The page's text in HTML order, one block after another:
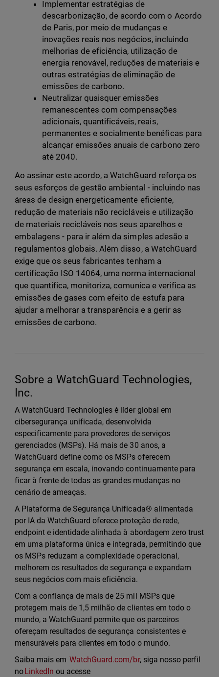
Implementar estratégias de
descarbonização, de acordo com o Acordo
de Paris, por meio de mudanças e
inovações reais nos negócios, incluindo
melhorias de eficiência, utilização de
energia renovável, reduções de materiais e
outras estratégias de eliminação de
emissões de carbono.
Neutralizar quaisquer emissões
remanescentes com compensações
adicionais, quantificáveis, reais,
permanentes e socialmente benéficas para
alcançar emissões anuais de carbono zero
até 2040.
Ao assinar este acordo, a WatchGuard reforça os
seus esforços de gestão ambiental - incluindo nas
áreas de design energeticamente eficiente,
redução de materiais não recicláveis e utilização
de materiais recicláveis nos seus aparelhos e
embalagens - para ir além da simples adesão a
regulamentos globais. Além disso, a WatchGuard
exige que os seus fabricantes tenham a
certificação ISO 14064, uma norma internacional
que quantifica, monitoriza, comunica e verifica as
emissões de gases com efeito de estufa para
ajudar a melhorar a transparência e a gerir as
emissões de carbono.
Sobre a WatchGuard Technologies,
Inc.
A WatchGuard Technologies é líder global em
cibersegurança unificada, desenvolvida
especificamente para provedores de serviços
gerenciados (MSPs). Há mais de 30 anos, a
WatchGuard define como os MSPs oferecem
segurança em escala, inovando continuamente para
ficar à frente de todas as grandes mudanças no
cenário de ameaças.
A Plataforma de Segurança Unificada® alimentada
por IA da WatchGuard oferece proteção de rede,
endpoint e identidade alinhada à abordagem zero trust
em uma plataforma única e integrada, permitindo que
os MSPs reduzam a complexidade operacional,
melhorem os resultados de segurança e expandam
seus negócios com mais eficiência.
Com a confiança de mais de 25 mil MSPs que
protegem mais de 1,5 milhão de clientes em todo o
mundo, a WatchGuard permite que os parceiros
ofereçam resultados de segurança consistentes e
mensuráveis para clientes em todo o mundo.
Saiba mais emWatchGuard.com/br, siga nosso perfil
no LinkedIn ou acesse